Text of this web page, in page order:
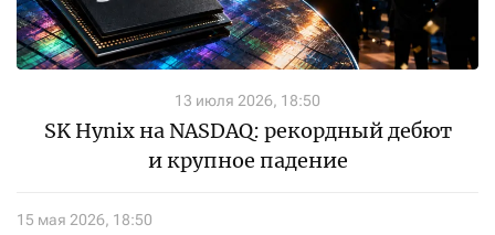
13 июля 2026, 18:50
SK Hynix на NASDAQ: рекордный дебют
и крупное падение
15 мая 2026, 18:50